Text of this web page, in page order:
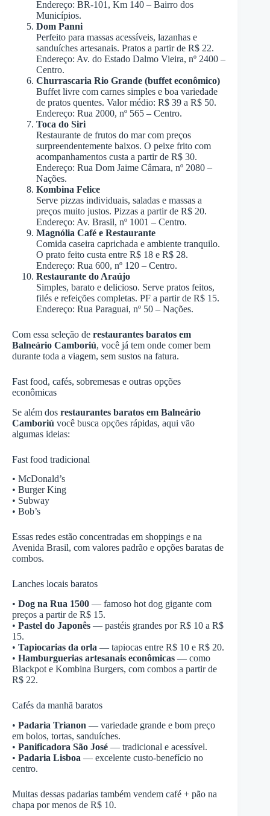
Endereço: BR-101, Km 140 – Bairro dos
Municípios.
Dom Panni
Perfeito para massas acessíveis, lazanhas e
sanduíches artesanais. Pratos a partir de R$ 22.
Endereço: Av. do Estado Dalmo Vieira, nº 2400 –
Centro.
Churrascaria Rio Grande (buffet econômico)
Buffet livre com carnes simples e boa variedade
de pratos quentes. Valor médio: R$ 39 a R$ 50.
Endereço: Rua 2000, nº 565 – Centro.
Toca do Siri
Restaurante de frutos do mar com preços
surpreendentemente baixos. O peixe frito com
acompanhamentos custa a partir de R$ 30.
Endereço: Rua Dom Jaime Câmara, nº 2080 –
Nações.
Kombina Felice
Serve pizzas individuais, saladas e massas a
preços muito justos. Pizzas a partir de R$ 20.
Endereço: Av. Brasil, nº 1001 – Centro.
Magnólia Café e Restaurante
Comida caseira caprichada e ambiente tranquilo.
O prato feito custa entre R$ 18 e R$ 28.
Endereço: Rua 600, nº 120 – Centro.
Restaurante do Araújo
Simples, barato e delicioso. Serve pratos feitos,
filés e refeições completas. PF a partir de R$ 15.
Endereço: Rua Paraguai, nº 50 – Nações.
Com essa seleção de restaurantes baratos em
Balneário Camboriú, você já tem onde comer bem
durante toda a viagem, sem sustos na fatura.
Fast food, cafés, sobremesas e outras opções
econômicas
Se além dos restaurantes baratos em Balneário
Camboriú você busca opções rápidas, aqui vão
algumas ideias:
Fast food tradicional
• McDonald’s
• Burger King
• Subway
• Bob’s
Essas redes estão concentradas em shoppings e na
Avenida Brasil, com valores padrão e opções baratas de
combos.
Lanches locais baratos
• Dog na Rua 1500 — famoso hot dog gigante com
preços a partir de R$ 15.
• Pastel do Japonês — pastéis grandes por R$ 10 a R$
15.
• Tapiocarias da orla — tapiocas entre R$ 10 e R$ 20.
• Hamburguerias artesanais econômicas — como
Blackpot e Kombina Burgers, com combos a partir de
R$ 22.
Cafés da manhã baratos
• Padaria Trianon — variedade grande e bom preço
em bolos, tortas, sanduíches.
• Panificadora São José — tradicional e acessível.
• Padaria Lisboa — excelente custo-benefício no
centro.
Muitas dessas padarias também vendem café + pão na
chapa por menos de R$ 10.